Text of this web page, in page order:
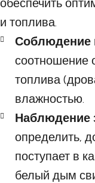
обеспечить
и топлива.
Соблюдение
соотношение
топлива
влажностью.
Наблюдение
определить,
поступает в
белый дым